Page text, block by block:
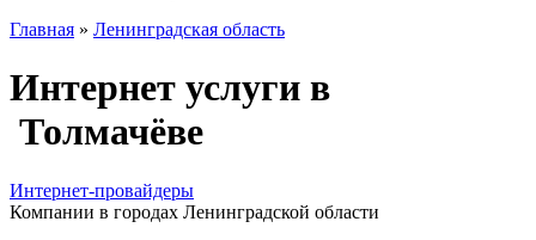
Главная » Ленинградская область
Интернет услуги в
Толмачёве
Интернет-провайдеры
Компании в городах Ленинградской области